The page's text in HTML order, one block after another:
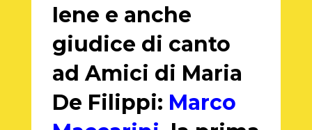
Iene e anche
giudice di canto
ad Amici di Maria
De Filippi: Marco